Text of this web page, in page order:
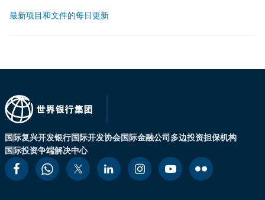
最新项目和文件的每日更新
国际复兴开发银行国际开发协会国际金融公司多边投资担保机构
国际投资争端解决中心